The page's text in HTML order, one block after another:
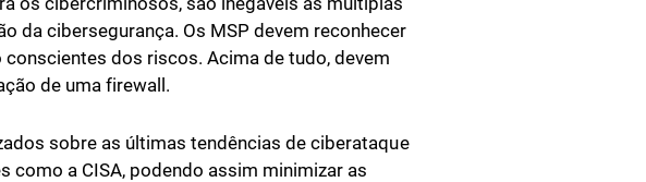
da cibersegurança. Os MSP devem reconhecer
dos riscos. Acima de tudo, devem
de uma firewall.
sobre as últimas tendências de ciberataque
como a CISA, podendo assim minimizar as